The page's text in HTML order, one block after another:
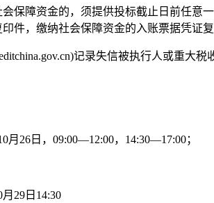
保障资金的，须提供投标截止日前任
件，缴纳社会保障资金的入账票据凭证
记录失信被执行人或重大
月 26 日， 09:00—12:00， 14:30—17:00；
月 29 日 14:30